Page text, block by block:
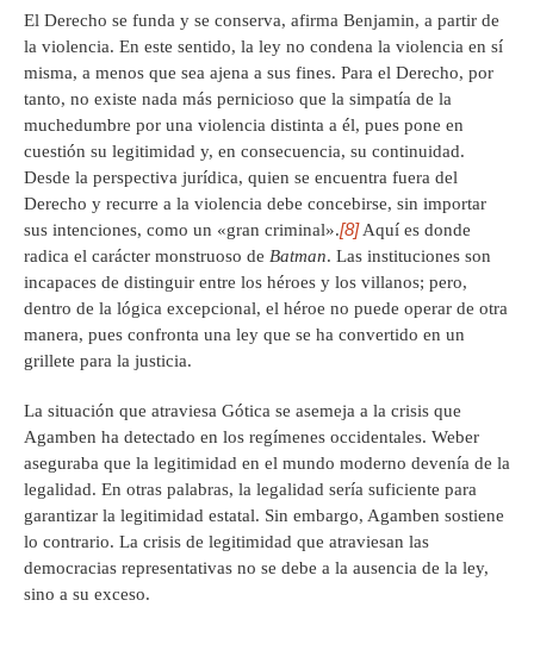
El Derecho se funda y se conserva, afirma Benjamin, a partir de
la violencia. En este sentido, la ley no condena la violencia en sí
misma, a menos que sea ajena a sus fines. Para el Derecho, por
tanto, no existe nada más pernicioso que la simpatía de la
muchedumbre por una violencia distinta a él, pues pone en
cuestión su legitimidad y, en consecuencia, su continuidad.
Desde la perspectiva jurídica, quien se encuentra fuera del
Derecho y recurre a la violencia debe concebirse, sin importar
sus intenciones, como un «gran criminal».[8]Aquí es donde
radica el carácter monstruoso de Batman. Las instituciones son
incapaces de distinguir entre los héroes y los villanos; pero,
dentro de la lógica excepcional, el héroe no puede operar de otra
manera, pues confronta una ley que se ha convertido en un
grillete para la justicia.
La situación que atraviesa Gótica se asemeja a la crisis que
Agamben ha detectado en los regímenes occidentales. Weber
aseguraba que la legitimidad en el mundo moderno devenía de la
legalidad. En otras palabras, la legalidad sería suficiente para
garantizar la legitimidad estatal. Sin embargo, Agamben sostiene
lo contrario. La crisis de legitimidad que atraviesan las
democracias representativas no se debe a la ausencia de la ley,
sino a su exceso.